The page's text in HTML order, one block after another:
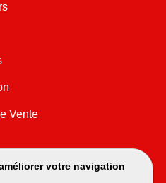
votre navigation
Vente